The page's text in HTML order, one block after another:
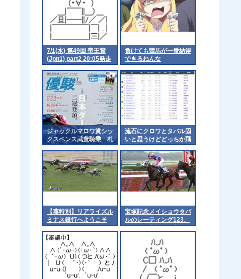
7/1(水) 第49回 帝王賞
(Jpn1) part2 20:05発走
負けても競馬が一番納得
できるねんな
ジャックルマロワ賞シッ
クスペンス武豊騎乗 札
幌記念アドマイヤテラは
川田騎手が乗るの？
流石にクロワとタバル固
いと思うけどどっちか飛
ぶ可能性ってあると思う
か？ 他
【燕特別】リアライズル
ミナス銀行へようこそ
宝塚記念メイショウタバ
ルのレーティング123、
今年の国内戦で最高評価